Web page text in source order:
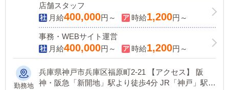
店舗スタッフ
月給400,000円～ 時給1,200円～
事務・WEBサイト運営
月給400,000円～ 時給1,200円～
勤務地
兵庫県神戸市兵庫区福原町2-21 【アクセス】 阪
神・阪急「新開地」駅より徒歩4分 JR「神戸」駅よ